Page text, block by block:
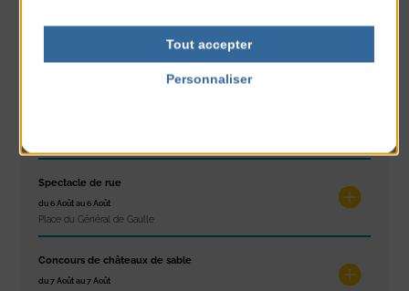
Les ateliers d’Isa
Tennis Club Coutainville
Spectacle de rue
du 6 Août au 6 Août
Place du Général de Gaulle
Concours de châteaux de sable
du 7 Août au 7 Août
Tout accepter
Personnaliser